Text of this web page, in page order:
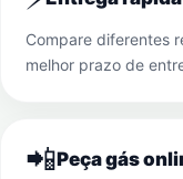
Compare diferentes
melhor prazo de
📲Peça gás